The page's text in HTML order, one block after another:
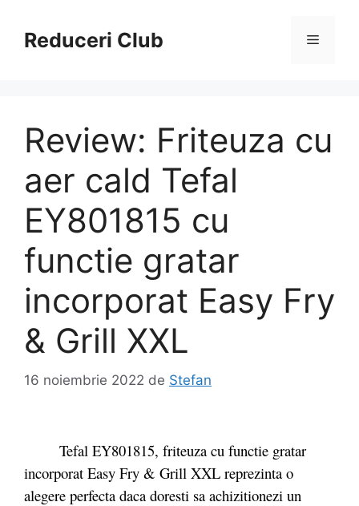
conținutReduceri Club Meniu
Review: Friteuza cu
aer cald Tefal
EY801815 cu
functie gratar
incorporat Easy Fry
& Grill XXL
16 noiembrie 2022 de Stefan
Tefal EY801815, friteuza cu functie gratar
incorporat Easy Fry & Grill XXL reprezinta o
alegere perfecta daca doresti sa achizitionezi un